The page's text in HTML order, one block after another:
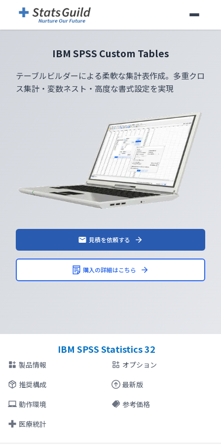
IBM SPSS Custom Tables
テーブルビルダーによる柔軟な集計表作成。多重クロ
ス集計・変数ネスト・高度な書式設定を実現
見積を依頼する
購入の詳細はこちら
IBM SPSS Statistics 32
製品情報
オプション
推奨構成
最新版
動作環境
参考価格
医療統計